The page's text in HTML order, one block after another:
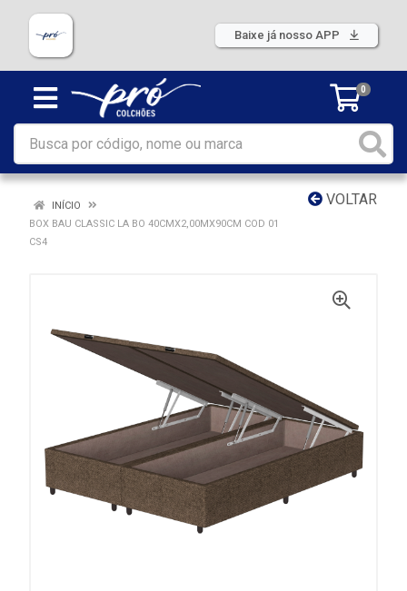
Baixe já nosso APP
0
VOLTAR
INÍCIO
BOX BAU CLASSIC LA BO 40CMX2,00MX90CM COD 01
CS4